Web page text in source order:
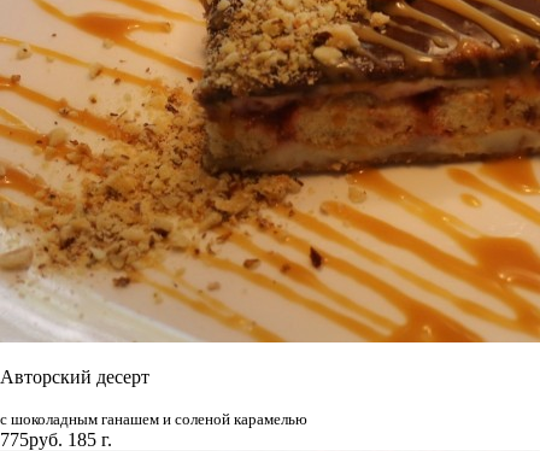
Авторский десерт
с шоколадным ганашем и соленой карамелью
775руб. 185 г.